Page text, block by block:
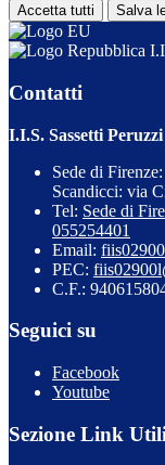
Accetta tutti Salva
Contatti
I.I.S. Sassetti Peruzzi
Sede di
Scandicci: via
Tel: Sede di
055254401
Email:
PEC:
C.F.:
Seguici su
Facebook
Youtube
Sezione Link Utili